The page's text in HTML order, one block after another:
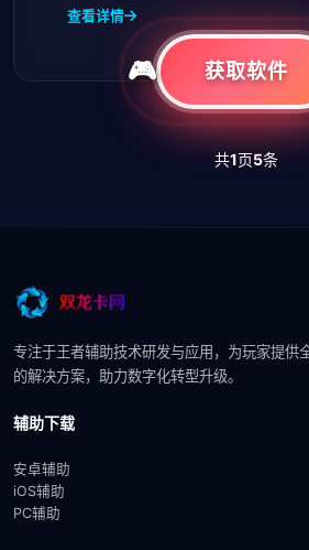
查看详情
共1页5条
专注于王者辅助技术研发与应用，为玩家提供
的解决方案，助力数字化转型升级。
辅助下载
安卓辅助
iOS辅助
PC辅助
获取软件